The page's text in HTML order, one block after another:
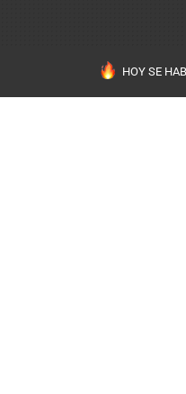
HOY SE